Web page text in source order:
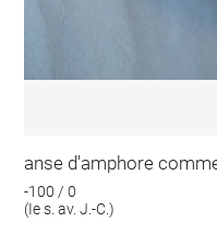
anse d'amphore
-100 / 0
(Ie s. av. J.-C.)